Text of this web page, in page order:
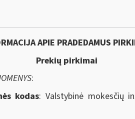
APIE PRADEDAMUS
Prekių pirkimai
:
kodas: Valstybinė mokesčių